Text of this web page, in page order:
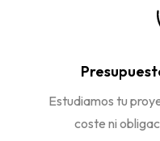
Estudiamos tu
coste ni